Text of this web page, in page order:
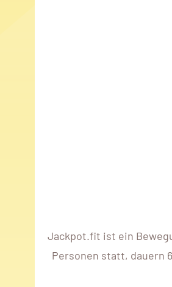
Jackpot.fit ist ein
Personen statt, dauern